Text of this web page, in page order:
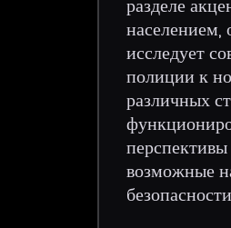
населением,
исследует
полиции к
различных
возможные